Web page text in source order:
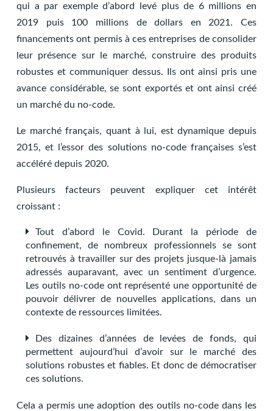
qui a par exemple d’abord levé plus de 6 millions en
2019 puis 100 millions de dollars en 2021. Ces
financements ont permis à ces entreprises de consolider
leur présence sur le marché, construire des produits
robustes et communiquer dessus. Ils ont ainsi pris une
avance considérable, se sont exportés et ont ainsi créé
un marché du no-code.
Le marché français, quant à lui, est dynamique depuis
2015, et l’essor des solutions no-code françaises s’est
accéléré depuis 2020.
Plusieurs facteurs peuvent expliquer cet intérêt
croissant :
Tout d’abord le Covid. Durant la période de
confinement, de nombreux professionnels se sont
retrouvés à travailler sur des projets jusque-là jamais
adressés auparavant, avec un sentiment d’urgence.
Les outils no-code ont représenté une opportunité de
pouvoir délivrer de nouvelles applications, dans un
contexte de ressources limitées.
Des dizaines d’années de levées de fonds, qui
permettent aujourd’hui d’avoir sur le marché des
solutions robustes et fiables. Et donc de démocratiser
ces solutions.
Cela a permis une adoption des outils no-code dans les